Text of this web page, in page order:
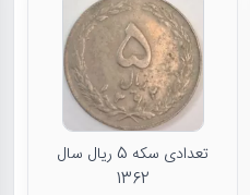
تعدادی سکه 5 ریال سال
1362